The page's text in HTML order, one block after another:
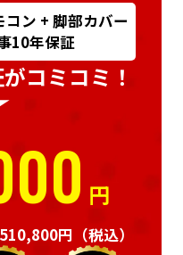
ン + 脚部カバー
10年保証
コミコミ！
円
円 （税込）